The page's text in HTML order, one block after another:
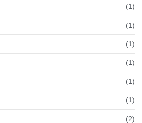
(1)
(1)
(1)
(1)
(1)
(1)
(2)